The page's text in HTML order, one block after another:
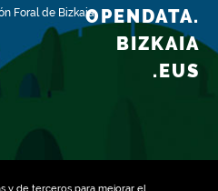
Foral de BizkaiaOPENDATA.
BIZKAIA
.EUS